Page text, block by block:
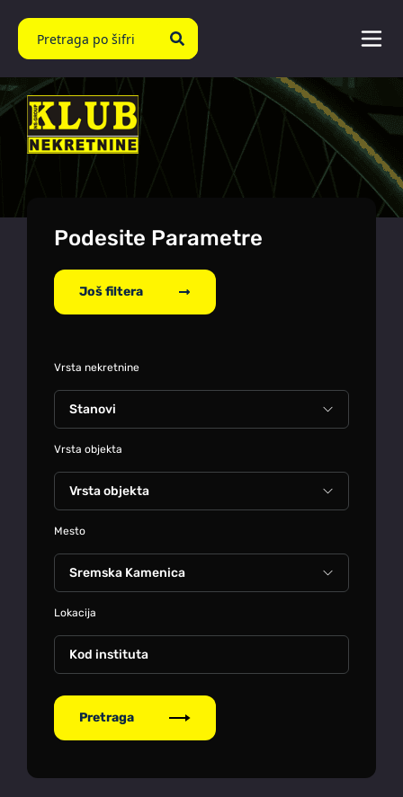
Podesite Parametre
Još filtera
Vrsta nekretnine
Vrsta objekta
Mesto
Lokacija
Kod instituta
Pretraga